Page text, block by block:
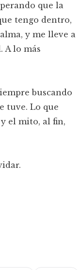
que la
tengo dentro,
y me lleve a
A lo más
buscando
tuve. Lo que
el mito, al fin,